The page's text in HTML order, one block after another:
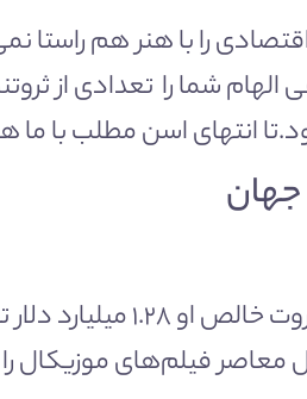
را با هنر هم راستا
الهامشما را تعدادی از
جهان
ثروتمندترین موسیقیدان
معاصر فیلم‌های موزیکال